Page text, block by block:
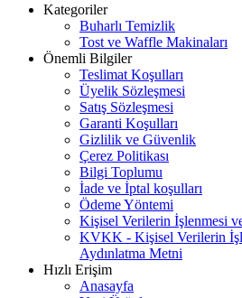
Kategoriler
Buharlı Temizlik
Tost ve Waffle Makinaları
Önemli Bilgiler
Teslimat Koşulları
Üyelik Sözleşmesi
Satış Sözleşmesi
Garanti Koşulları
Gizlilik ve Güvenlik
Çerez Politikası
Bilgi Toplumu
İade ve İptal koşulları
Ödeme Yöntemi
Kişisel Verilerin İşlenmesi
KVKK - Kişisel Verilerin
Aydınlatma Metni
Hızlı Erişim
Anasayfa